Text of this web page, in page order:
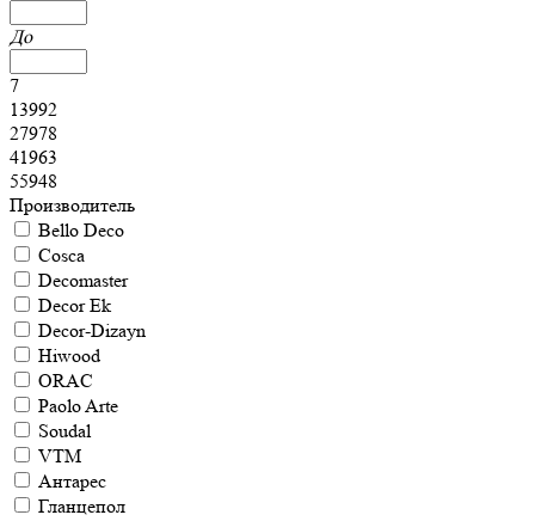
До
7
13992
27978
41963
55948
Производитель
Bello Deco
Cosca
Decomaster
Decor Ek
Decor-Dizayn
Hiwood
ORAC
Paolo Arte
Soudal
VTM
Антарес
Гланцепол